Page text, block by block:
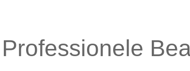
Professionele